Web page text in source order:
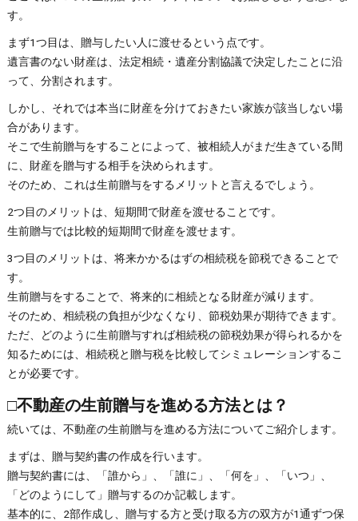
す。
まず1つ目は、贈与したい人に渡せるという点です。
遺言書のない財産は、法定相続・遺産分割協議で決定したことに沿
って、分割されます。
しかし、それでは本当に財産を分けておきたい家族が該当しない場
合があります。
そこで生前贈与をすることによって、被相続人がまだ生きている間
に、財産を贈与する相手を決められます。
そのため、これは生前贈与をするメリットと言えるでしょう。
2つ目のメリットは、短期間で財産を渡せることです。
生前贈与では比較的短期間で財産を渡せます。
3つ目のメリットは、将来かかるはずの相続税を節税できることで
す。
生前贈与をすることで、将来的に相続となる財産が減ります。
そのため、相続税の負担が少なくなり、節税効果が期待できます。
ただ、どのように生前贈与すれば相続税の節税効果が得られるかを
知るためには、相続税と贈与税を比較してシミュレーションするこ
とが必要です。
□不動産の生前贈与を進める方法とは？
続いては、不動産の生前贈与を進める方法についてご紹介します。
まずは、贈与契約書の作成を行います。
贈与契約書には、「誰から」、「誰に」、「何を」、「いつ」、
「どのようにして」贈与するのか記載します。
基本的に、2部作成し、贈与する方と受け取る方の双方が1通ずつ保